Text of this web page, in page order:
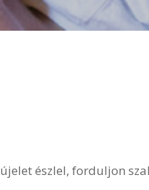
észlel, forduljon